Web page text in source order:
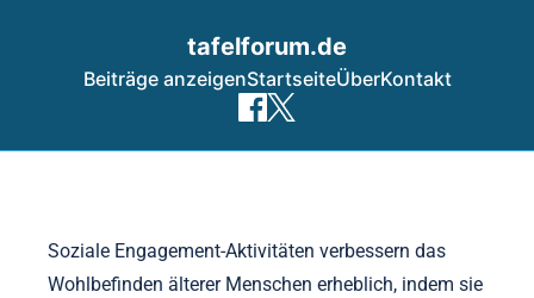
tafelforum.de
Beiträge anzeigenStartseiteÜberKontakt
Soziale Engagement-Aktivitäten verbessern das
Wohlbefinden älterer Menschen erheblich, indem sie